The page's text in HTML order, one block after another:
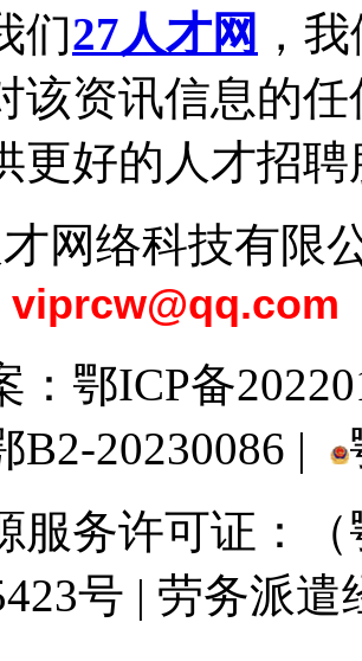
们27人才网 ，
该资讯信息的
更好的人才招
网络科技有限
viprcw@qq.com
： 鄂ICP备
B2-20230086 |
服务许可证：
号 | 劳务派